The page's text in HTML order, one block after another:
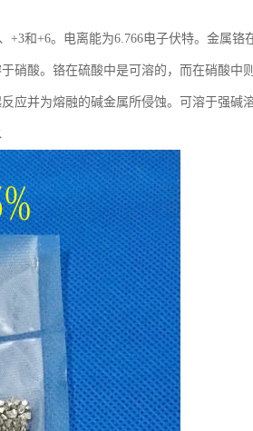
和+6。电离能为6.766电子伏特。金属铬
硝酸。铬在硫酸中是可溶的，而在硝酸中则
应并为熔融的碱金属所侵蚀。可溶于强碱